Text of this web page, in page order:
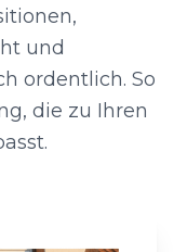
und
ordentlich. So
die zu Ihren